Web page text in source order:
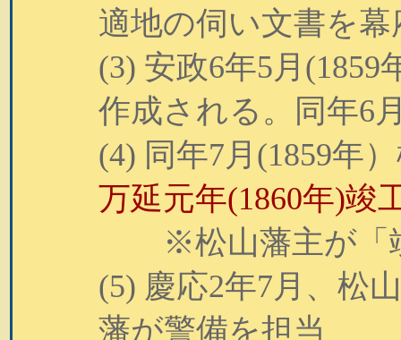
適地の伺い文書を幕
(3) 安政6年5月
作成される。同年6
(4) 同年7月(1859年
万延元年(1860年)竣
※松山藩主が「竣
(5) 慶応2年7月、松
藩が警備を担当